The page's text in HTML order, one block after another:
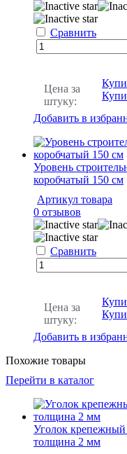
Сравнить
Цена за
штуку:
Добавить в
Уровень
коробчатый 150 см
Артикул товара
0 отзывов
Сравнить
Цена за
штуку:
Добавить в
Похожие товары
Перейти в каталог
Уголок
толщина 2 мм